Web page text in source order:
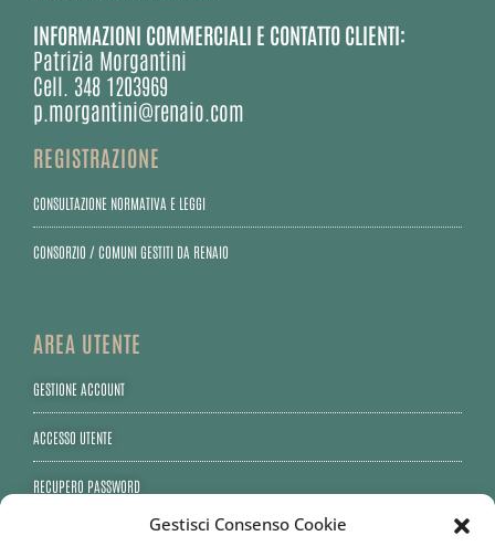
Gestisci Consenso Cookie
INFORMAZIONI COMMERCIALI E CONTATTO CLIENTI:
Patrizia Morgantini
Cell. 348 1203969
p.morgantini@renaio.com
REGISTRAZIONE
CONSULTAZIONE NORMATIVA E LEGGI
CONSORZIO / COMUNI GESTITI DA RENAIO
AREA UTENTE
GESTIONE ACCOUNT
ACCESSO UTENTE
RECUPERO PASSWORD